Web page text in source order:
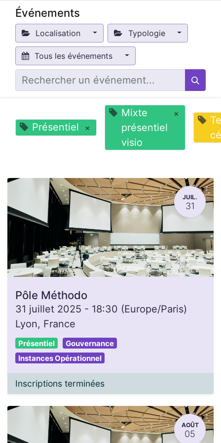
Événements
Localisation Typologie
Tous les événements
Présentiel ×
Mixte
présentiel
visio
×
JUIL.
31
Pôle Méthodo
31 juillet 2025 - 18:30 (Europe/Paris)
Lyon, France
Présentiel
Gouvernance
Instances Opérationnel
Inscriptions terminées
AOÛT
05